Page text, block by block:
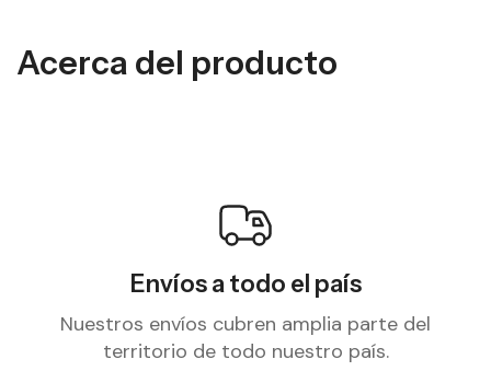
Acerca del producto
Envíos a todo el país
Nuestros envíos cubren amplia parte del
territorio de todo nuestro país.